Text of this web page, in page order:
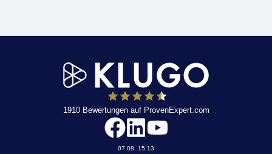
KLUGO
1910Bewertungen auf ProvenExpert.com
07.08. 15:13